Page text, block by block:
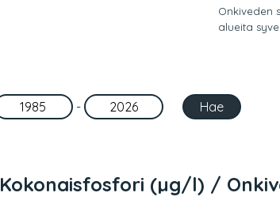
Onkiveden
alueita
-
Kokonaisfosfori (µg/l) /